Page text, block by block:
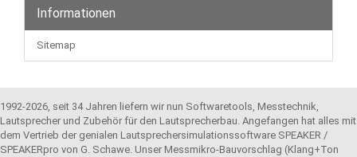
Informationen
Sitemap
1992-2026, seit 34 Jahren liefern wir nun Softwaretools, Messtechnik,
Lautsprecher und Zubehör für den Lautsprecherbau. Angefangen hat alles mit
dem Vertrieb der genialen Lautsprechersimulationssoftware SPEAKER /
SPEAKERpro von G. Schawe. Unser Messmikro-Bauvorschlag (Klang+Ton